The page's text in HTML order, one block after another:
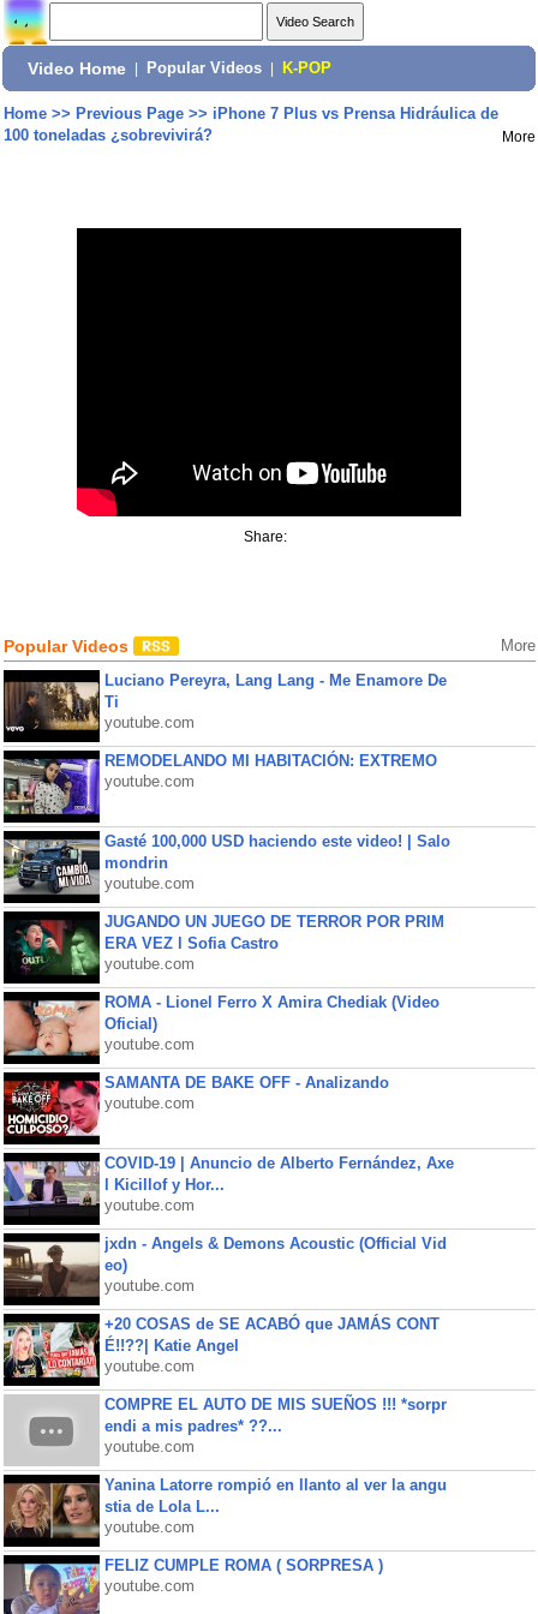
Video Home Popular Videos K-POP
Home>> Previous Page>> iPhone 7 Plus vs Prensa Hidráulica de
100 toneladas ¿sobrevivirá?
More
Share:
Popular Videos More
Luciano Pereyra, Lang Lang - Me Enamore De
Ti
youtube.com
REMODELANDO MI HABITACIÓN: EXTREMO
youtube.com
Gasté 100,000 USD haciendo este video! | Salo
mondrin
youtube.com
JUGANDO UN JUEGO DE TERROR POR PRIM
ERA VEZ l Sofia Castro
youtube.com
ROMA - Lionel Ferro X Amira Chediak (Video
Oficial)
youtube.com
SAMANTA DE BAKE OFF - Analizando
youtube.com
COVID-19 | Anuncio de Alberto Fernández, Axe
l Kicillof y Hor...
youtube.com
jxdn - Angels & Demons Acoustic (Official Vid
eo)
youtube.com
+20 COSAS de SE ACABÓ que JAMÁS CONT
É!!??| Katie Angel
youtube.com
COMPRE EL AUTO DE MIS SUEÑOS !!! *sorpr
endi a mis padres* ??...
youtube.com
Yanina Latorre rompió en llanto al ver la angu
stia de Lola L...
youtube.com
FELIZ CUMPLE ROMA ( SORPRESA )
youtube.com